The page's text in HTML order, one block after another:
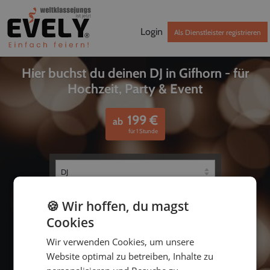
Login Als Dienstleister registrieren
Hier buchst du deinen DJ in Gifhorn - für
Hochzeit, Party & Event
ab 199€
für 1 Stunde
bis
🍪 Wir hoffen, du magst
Cookies
Wir verwenden Cookies, um unsere
Website optimal zu betreiben, Inhalte zu